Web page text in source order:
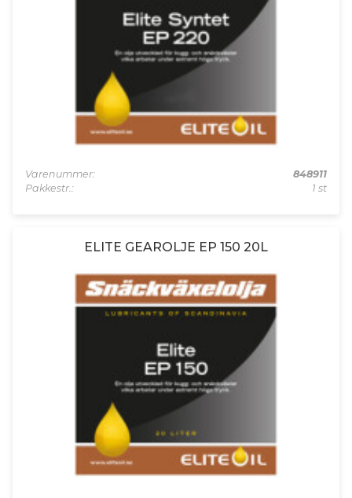
Varenummer:
848911
Pakkestr.:
1 st
ELITE GEAROLJE EP 150 20L